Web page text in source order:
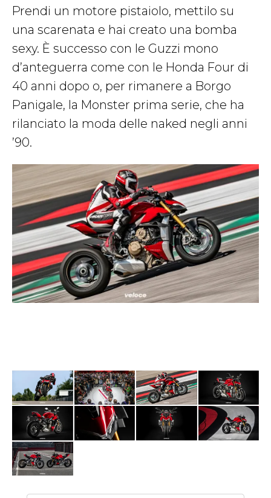
Prendi un motore pistaiolo, mettilo su
una scarenata e hai creato una bomba
sexy. È successo con le Guzzi mono
d’anteguerra come con le Honda Four di
40 anni dopo o, per rimanere a Borgo
Panigale, la Monster prima serie, che ha
rilanciato la moda delle naked negli anni
’90.